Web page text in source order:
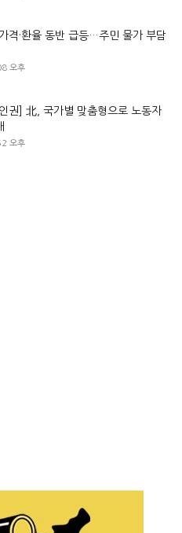
격·환율 동반 급등…주민 물가 부담
오후
권] 北, 국가별 맞춤형으로 노동자
오후